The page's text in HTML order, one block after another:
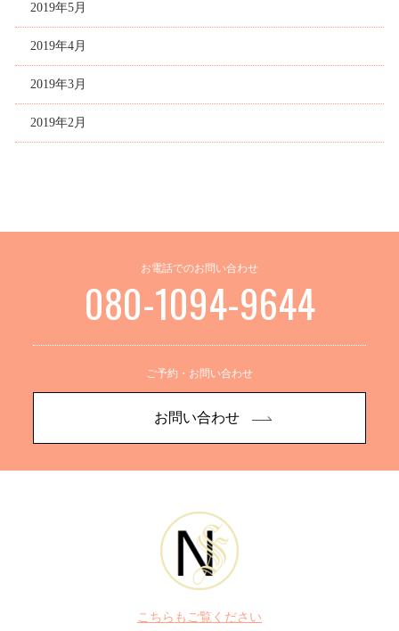
2019年5月
2019年4月
2019年3月
2019年2月
お電話でのお問い合わせ
080-1094-9644
ご予約・お問い合わせ
お問い合わせ
こちらもご覧ください